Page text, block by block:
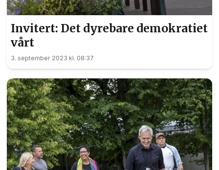
Invitert: Det dyrebare demokratiet
vårt
3. september 2023 kl. 08:37